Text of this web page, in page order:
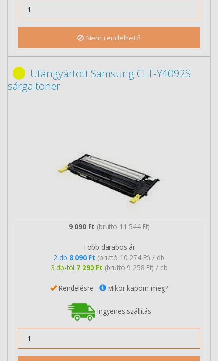
Nem rendelhető
Utángyártott Samsung CLT-Y4092S
sárga toner
9 090 Ft (bruttó 11 544 Ft)
Több darabos ár
2 db 8 090 Ft (bruttó 10 274 Ft) / db
3 db-tól 7 290 Ft (bruttó 9 258 Ft) / db
Rendelésre Mikor kapom meg?
Ingyenes szállítás